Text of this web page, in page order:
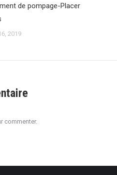
de pompage-Placer
2019
commenter.